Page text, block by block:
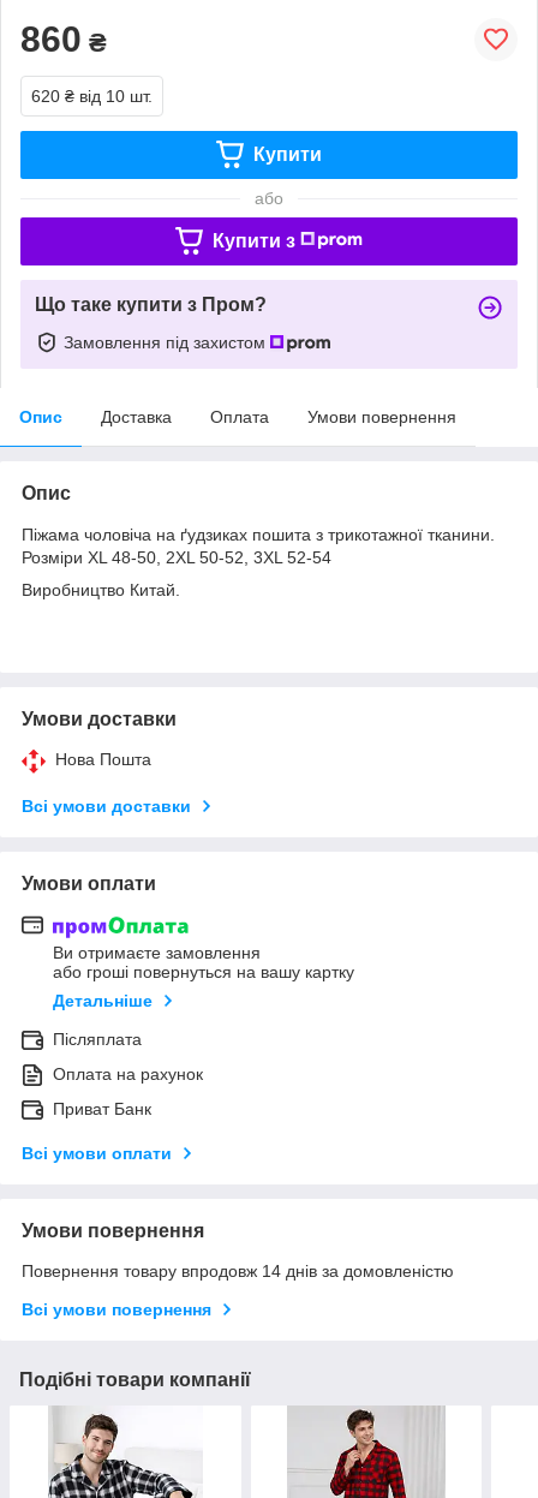
860 ₴
620 ₴ від 10 шт.
Купити
або
Купити з
Що таке купити з Пром?
Замовлення під захистом
Опис Доставка Оплата Умови повернення
Опис
Піжама чоловіча на ґудзиках пошита з трикотажної тканини.
Розміри XL 48-50, 2XL 50-52, 3XL 52-54
Виробництво Китай.
Умови доставки
Нова Пошта
Всі умови доставки
Умови оплати
Ви отримаєте замовлення
або гроші повернуться на вашу картку
Детальніше
Післяплата
Оплата на рахунок
Приват Банк
Всі умови оплати
Умови повернення
Повернення товару впродовж 14 днів за домовленістю
Всі умови повернення
Подібні товари компанії